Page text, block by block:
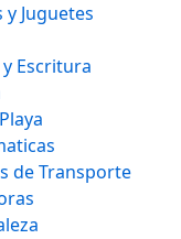
y Juguetes
Escritura
de Transporte